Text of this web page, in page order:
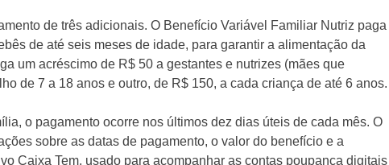
de três adicionais. O Benefício Variável Familiar Nutriz paga
de até seis meses de idade, para garantir a alimentação da
um acréscimo de R$ 50 a gestantes e nutrizes (mães que
de 7 a 18 anos e outro, de R$ 150, a cada criança de até 6 anos.
o pagamento ocorre nos últimos dez dias úteis de cada mês. O
sobre as datas de pagamento, o valor do benefício e a
Caixa Tem, usado para acompanhar as contas poupança digitais